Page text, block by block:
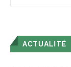
ACTUALITÉ